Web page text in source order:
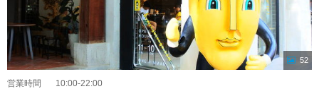
52
営業時間 10:00-22:00